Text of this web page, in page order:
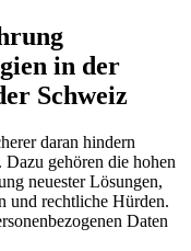
in der
Schweiz
daran hindern
gehören die hohen
neuester Lösungen,
und rechtliche Hürden.
Daten